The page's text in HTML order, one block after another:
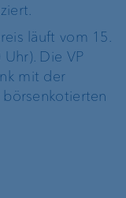
läuft vom 15.
Die VP
mit der
börsenkotierten